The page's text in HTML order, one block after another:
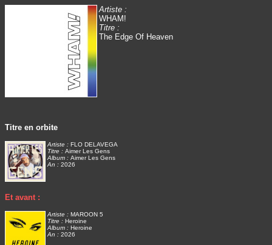
Artiste :
WHAM!
Titre :
The Edge Of Heaven
Titre en orbite
Artiste : FLO DELAVEGA
Titre : Aimer Les Gens
Album : Aimer Les Gens
An : 2026
Et avant :
Artiste : MAROON 5
Titre : Heroine
Album : Heroine
An : 2026